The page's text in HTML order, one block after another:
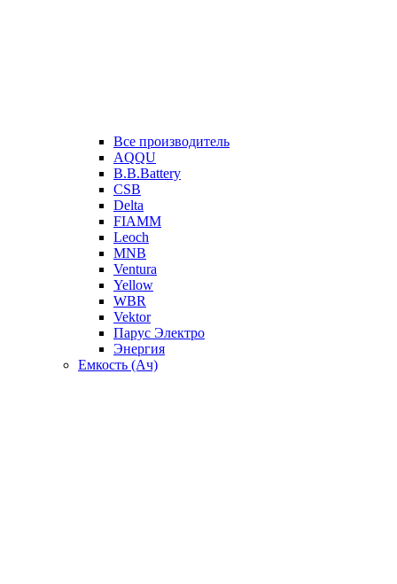
Все производитель
AQQU
B.B.Battery
CSB
Delta
FIAMM
Leoch
MNB
Ventura
Yellow
WBR
Vektor
Парус Электро
Энергия
Емкость (Ач)